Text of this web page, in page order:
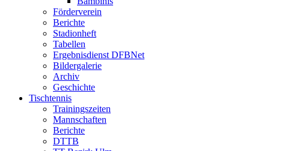
Förderverein
Berichte
Stadionheft
Tabellen
Ergebnisdienst DFBNet
Bildergalerie
Archiv
Geschichte
Tischtennis
Trainingszeiten
Mannschaften
Berichte
DTTB